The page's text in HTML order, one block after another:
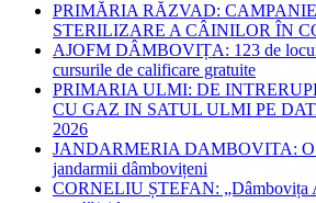
PRIMĂRIA RĂZVAD:
STERILIZARE A CÂINILOR ÎN
AJOFM DÂMBOVIȚA: 123 de
cursurile de calificare gratuite
PRIMARIA ULMI: DE
CU GAZ IN SATUL ULMI PE
2026
JANDARMERIA DAMBOVITA: O
jandarmii dâmbovițeni
CORNELIU ȘTEFAN: „Dâmbovița